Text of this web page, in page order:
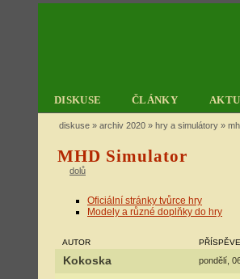
DISKUSE ČLÁNKY
diskuse » archiv 2020 » hry a simulátory »
MHD Simulator
dolů
Oficiální stránky tvůrce hry
Modely a různé doplňky do hry
AUTOR
Kokoska pondělí,